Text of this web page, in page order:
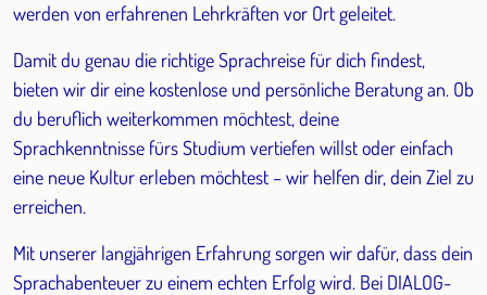
werden von erfahrenen Lehrkräften vor Ort geleitet.
Damit du genau die richtige Sprachreise für dich findest,
bieten wir dir eine kostenlose und persönliche Beratung an. Ob
du beruflich weiterkommen möchtest, deine
Sprachkenntnisse fürs Studium vertiefen willst oder einfach
eine neue Kultur erleben möchtest – wir helfen dir, dein Ziel zu
erreichen.
Mit unserer langjährigen Erfahrung sorgen wir dafür, dass dein
Sprachabenteuer zu einem echten Erfolg wird. Bei DIALOG-